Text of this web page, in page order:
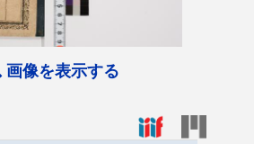
画像を表示する